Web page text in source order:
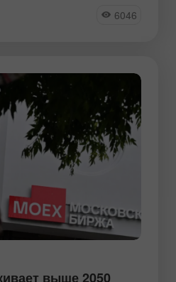
6046
выше 2050